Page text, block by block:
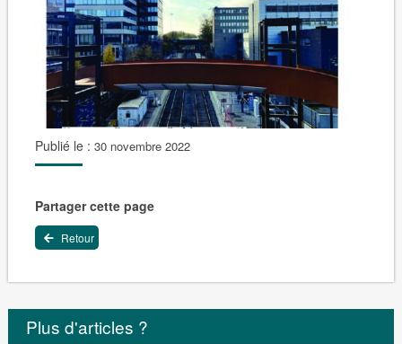
Publié le : 30 novembre 2022
Partager cette page
Retour
Plus d'articles ?